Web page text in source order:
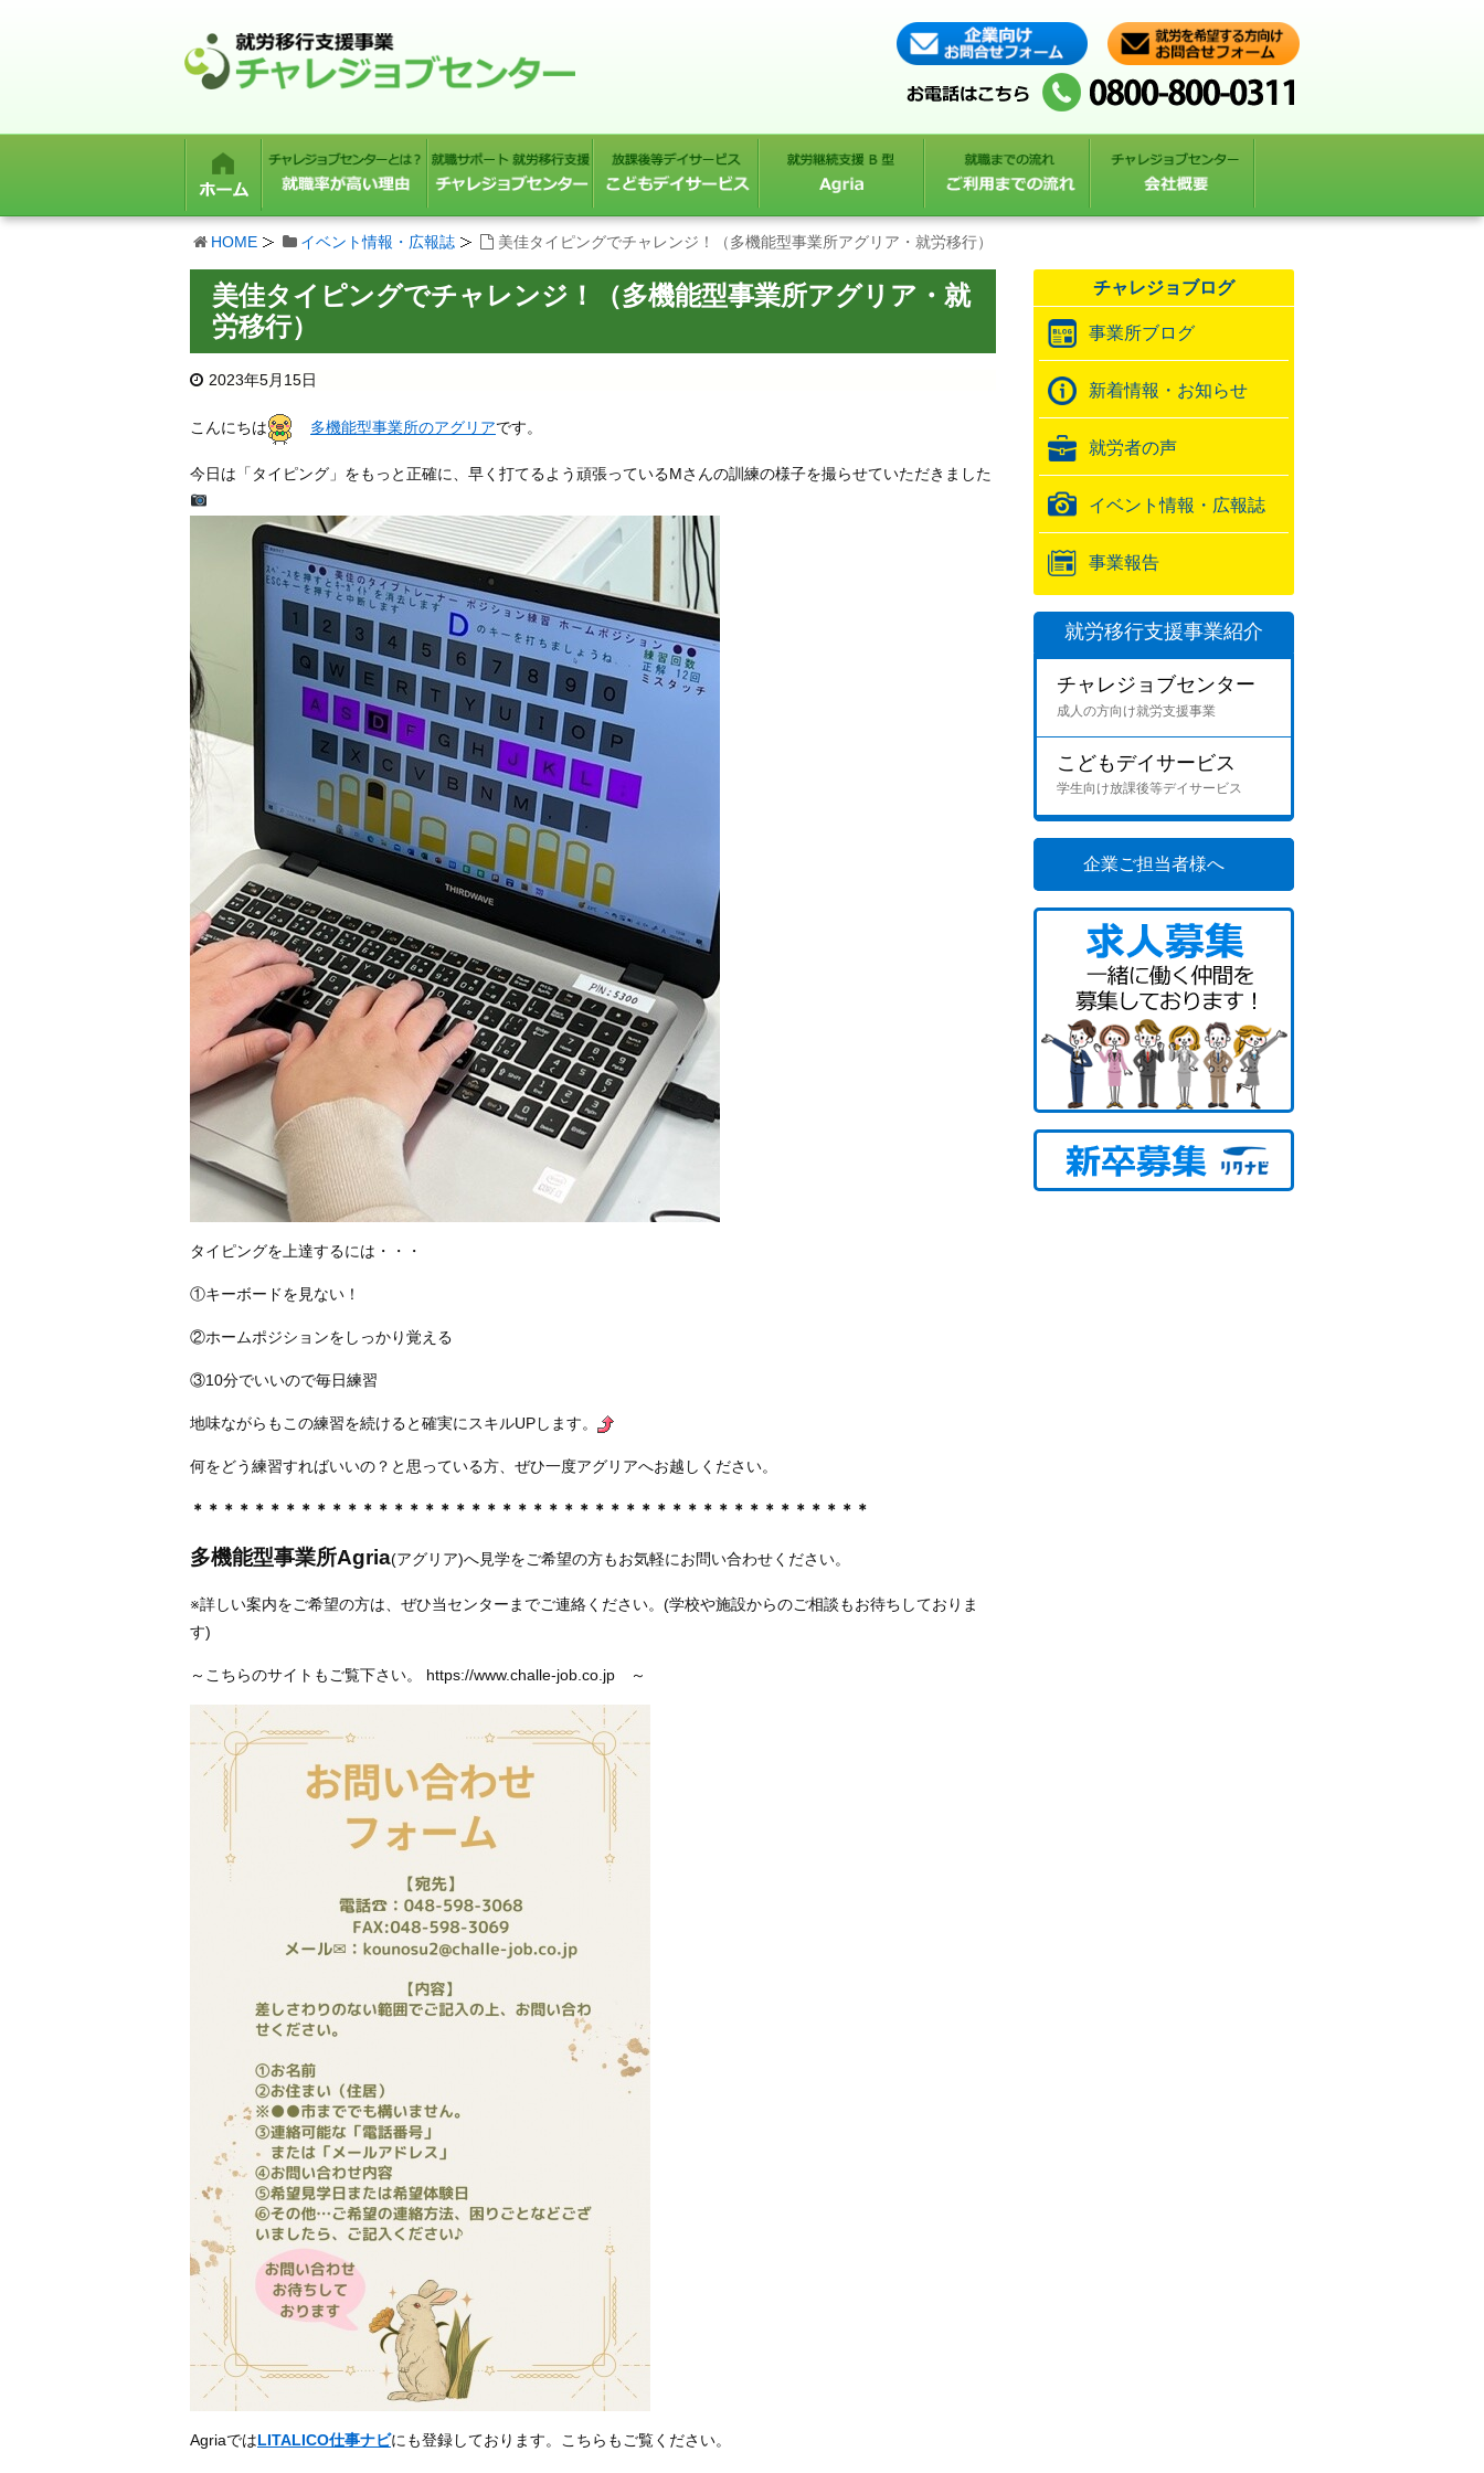
HOME イベント情報・広報誌 美佳タイピングでチャレンジ！（多機能型事業所アグリア・就労移行）
美佳タイピングでチャレンジ！（多機能型事業所アグリア・就
労移行）
2023年5月15日
こんにちは 多機能型事業所のアグリアです。
今日は「タイピング」をもっと正確に、早く打てるよう頑張っているMさんの訓練の様子を撮らせていただきました
タイピングを上達するには・・・
①キーボードを見ない！
②ホームポジションをしっかり覚える
③10分でいいので毎日練習
地味ながらもこの練習を続けると確実にスキルUPします。
何をどう練習すればいいの？と思っている方、ぜひ一度アグリアへお越しください。
＊＊＊＊＊＊＊＊＊＊＊＊＊＊＊＊＊＊＊＊＊＊＊＊＊＊＊＊＊＊＊＊＊＊＊＊＊＊＊＊＊＊＊＊
多機能型事業所Agria(アグリア)へ見学をご希望の方もお気軽にお問い合わせください。
※詳しい案内をご希望の方は、ぜひ当センターまでご連絡ください。(学校や施設からのご相談もお待ちしておりま
す)
～こちらのサイトもご覧下さい。 https://www.challe-job.co.jp ～
AgriaではLITALICO仕事ナビにも登録しております。こちらもご覧ください。
チャレジョブログ
事業所ブログ
新着情報・お知らせ
就労者の声
イベント情報・広報誌
事業報告
就労移行支援事業紹介
チャレジョブセンター
成人の方向け就労支援事業
こどもデイサービス
学生向け放課後等デイサービス
企業ご担当者様へ